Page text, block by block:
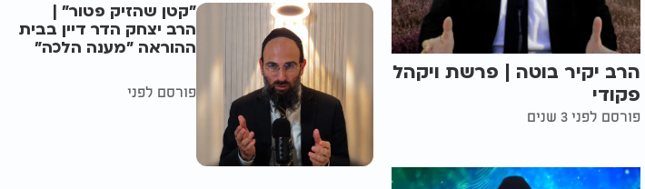
הרב יקיר בוטה | פרשת ויקהל
פקודי
פורסם לפני 3 שנים
"קטן שהזיק פטור" |
הרב יצחק הדר דיין בבית
ההוראה "מענה הלכה"
פורסם לפני